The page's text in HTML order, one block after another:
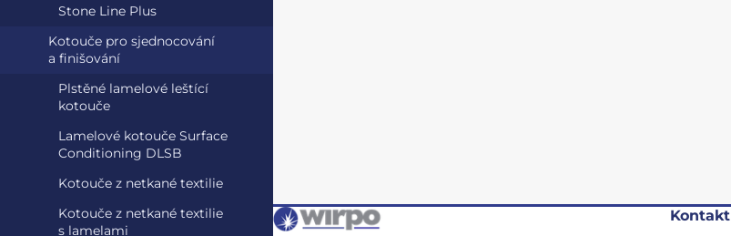
Stone Line Plus
Kotouče pro sjednocování
a finišování
Plstěné lamelové leštící
kotouče
Lamelové kotouče Surface
Conditioning DLSB
Kotouče z netkané textilie
Kotouče z netkané textilie
s lamelami
Kontakt